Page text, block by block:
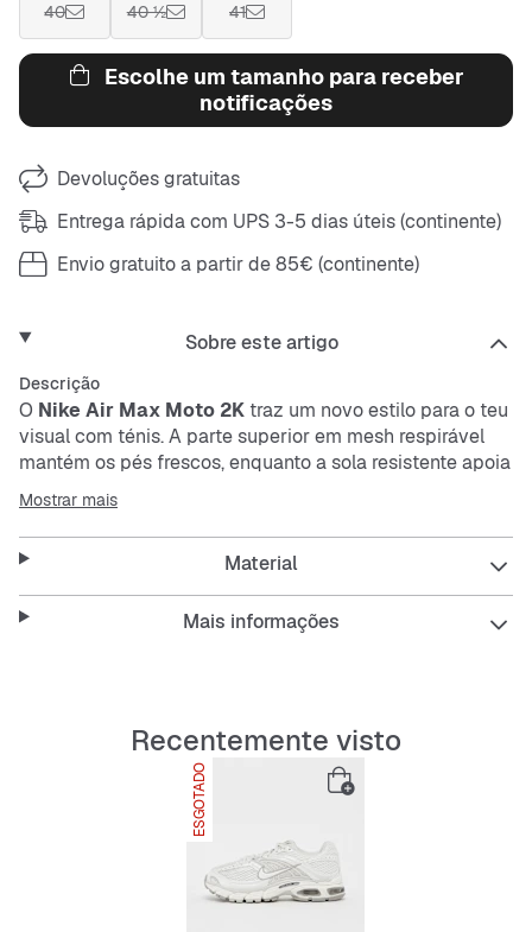
40 40 ½ 41
Escolhe um tamanho para receber
notificações
Devoluções gratuitas
Entrega rápida com UPS 3-5 dias úteis (continente)
Envio gratuito a partir de 85€ (continente)
Sobre este artigo
Descrição
O Nike Air Max Moto 2K traz um novo estilo para o teu
visual com ténis. A parte superior em mesh respirável
mantém os pés frescos, enquanto a sola resistente apoia
cada passo. Estes ténis baixos brancos são fáceis de
cuidar e ajustam-se na perfeição graças aos atacadores.
Construção estável para suporte seguro
Fáceis de cuidar e duráveis
Corte baixo confortável
Atacadores para ajuste ideal
Mostrar mais
Material
Mais informações
Recentemente visto
ESGOTADO